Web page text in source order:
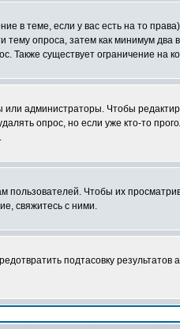
в теме, если у вас есть на то
опроса, затем как минимум
существует ограничение на
администраторы. Чтобы
опрос, но если уже кто-то
Чтобы их
свяжитесь с ними.
подтасовку